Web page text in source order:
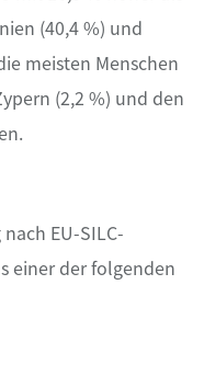
(40,4 %) und
meisten Menschen
(2,2 %) und den
EU-SILC-
einer der folgenden